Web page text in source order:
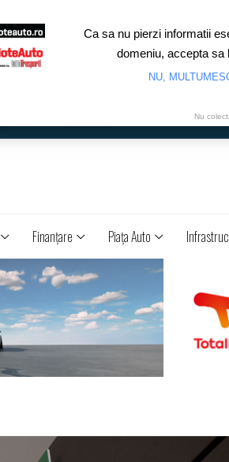
Finanţare Piaţa Auto
Ca sa nu pierzi informatii
domeniu, accepta sa
NU,
Nu